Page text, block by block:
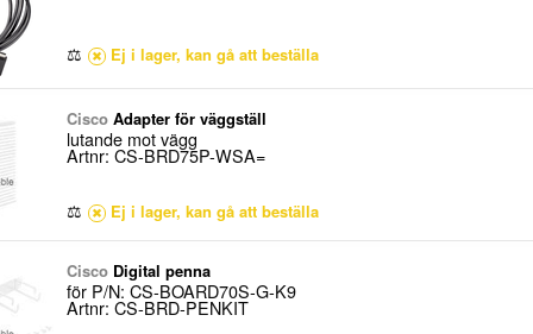
⚖ Ej i lager, kan gå att beställa
Cisco Adapter för väggställ
lutande mot vägg
Artnr: CS-BRD75P-WSA=
⚖ Ej i lager, kan gå att beställa
Cisco Digital penna
för P/N: CS-BOARD70S-G-K9
Artnr: CS-BRD-PENKIT